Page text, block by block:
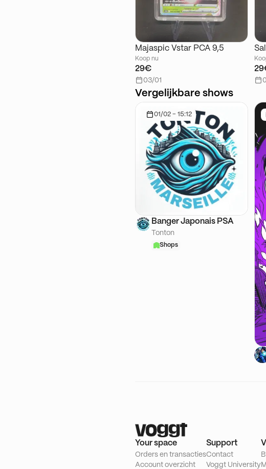
Majaspic Vstar PCA 9,5
Koop nu
29€
03/01
Vergelijkbare shows
01/02 - 15:12
Banger Japonais PSA
Tonton
Shops
Your space
Orders en transacties
Account overzicht
Support
Contact
Voggt University